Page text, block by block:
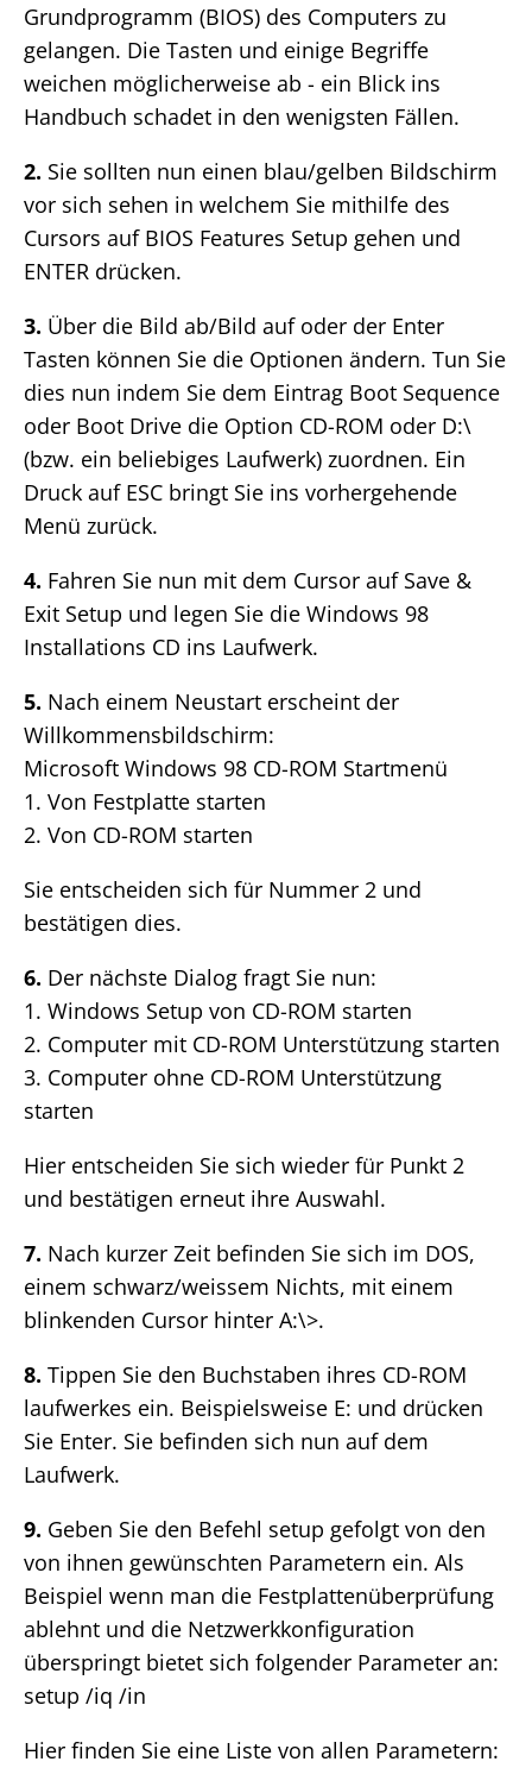
Grundprogramm (BIOS) des Computers zu
gelangen. Die Tasten und einige Begriffe
weichen möglicherweise ab - ein Blick ins
Handbuch schadet in den wenigsten Fällen.
2. Sie sollten nun einen blau/gelben Bildschirm
vor sich sehen in welchem Sie mithilfe des
Cursors auf BIOS Features Setup gehen und
ENTER drücken.
3. Über die Bild ab/Bild auf oder der Enter
Tasten können Sie die Optionen ändern. Tun Sie
dies nun indem Sie dem Eintrag Boot Sequence
oder Boot Drive die Option CD-ROM oder D:\
(bzw. ein beliebiges Laufwerk) zuordnen. Ein
Druck auf ESC bringt Sie ins vorhergehende
Menü zurück.
4. Fahren Sie nun mit dem Cursor auf Save &
Exit Setup und legen Sie die Windows 98
Installations CD ins Laufwerk.
5. Nach einem Neustart erscheint der
Willkommensbildschirm:
Microsoft Windows 98 CD-ROM Startmenü
1. Von Festplatte starten
2. Von CD-ROM starten
Sie entscheiden sich für Nummer 2 und
bestätigen dies.
6. Der nächste Dialog fragt Sie nun:
1. Windows Setup von CD-ROM starten
2. Computer mit CD-ROM Unterstützung starten
3. Computer ohne CD-ROM Unterstützung
starten
Hier entscheiden Sie sich wieder für Punkt 2
und bestätigen erneut ihre Auswahl.
7. Nach kurzer Zeit befinden Sie sich im DOS,
einem schwarz/weissem Nichts, mit einem
blinkenden Cursor hinter A:\>.
8. Tippen Sie den Buchstaben ihres CD-ROM
laufwerkes ein. Beispielsweise E: und drücken
Sie Enter. Sie befinden sich nun auf dem
Laufwerk.
9. Geben Sie den Befehl setup gefolgt von den
von ihnen gewünschten Parametern ein. Als
Beispiel wenn man die Festplattenüberprüfung
ablehnt und die Netzwerkkonfiguration
überspringt bietet sich folgender Parameter an:
setup /iq /in
Hier finden Sie eine Liste von allen Parametern: